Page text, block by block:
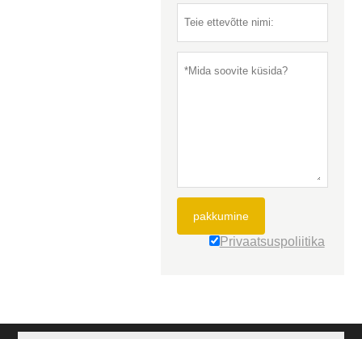
pakkumine
Privaatsuspoliitika